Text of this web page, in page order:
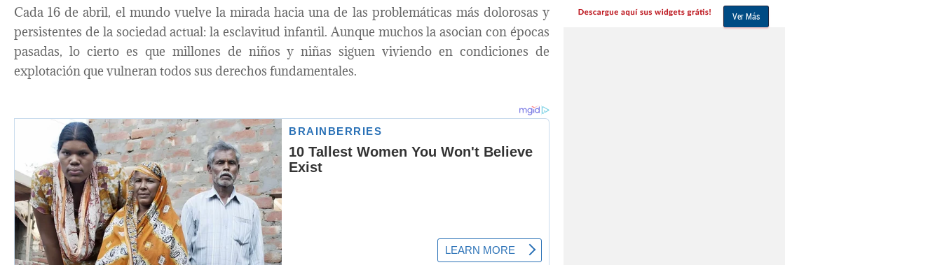
Cada 16 de abril, el mundo vuelve la mirada hacia una de las problemáticas más dolorosas y
persistentes de la sociedad actual: la esclavitud infantil. Aunque muchos la asocian con épocas
pasadas, lo cierto es que millones de niños y niñas siguen viviendo en condiciones de
explotación que vulneran todos sus derechos fundamentales.